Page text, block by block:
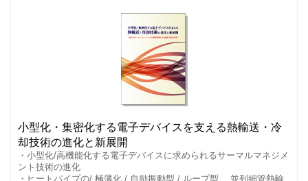
小型化・集密化する電子デバイスを支える熱輸送・冷
却技術の進化と新展開
・小型化/高機能化する電子デバイスに求められるサーマルマネジメ
ント技術の進化